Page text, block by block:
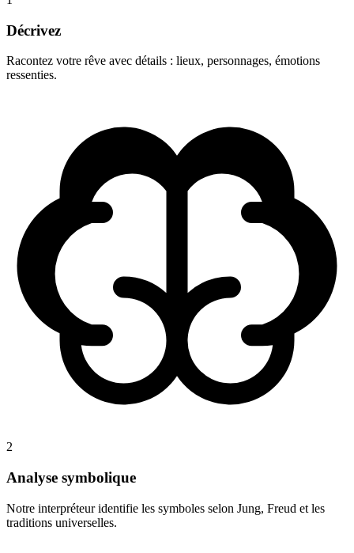
Décrivez
Racontez votre rêve avec détails : lieux, personnages, émotions
ressenties.
2
Analyse symbolique
Notre interpréteur identifie les symboles selon Jung, Freud et les
traditions universelles.